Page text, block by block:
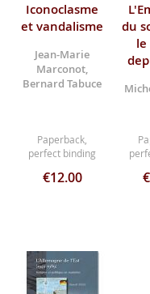
Iconoclasme
et vandalisme
Jean-Marie
Marconot,
Bernard Tabuce
Paperback,
perfect binding
€12.00
du